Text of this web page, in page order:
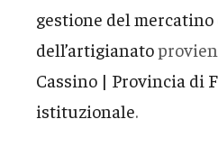
gestione del
dell’artigianato
Cassino | Provincia di
istituzionale.